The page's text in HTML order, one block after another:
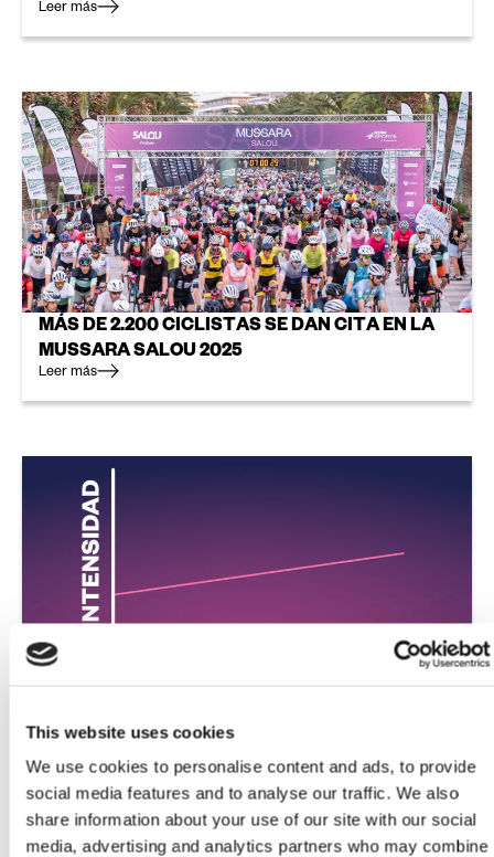
This website uses cookies
We use cookies to personalise content and ads, to provide
social media features and to analyse our traffic. We also
share information about your use of our site with our social
media, advertising and analytics partners who may combine
Leer más
MÁS DE 2.200 CICLISTAS SE DAN CITA EN LA
MUSSARA SALOU 2025
Leer más
LLEGAR CON FUERZA Y BUEN TIEMPO
Leer más